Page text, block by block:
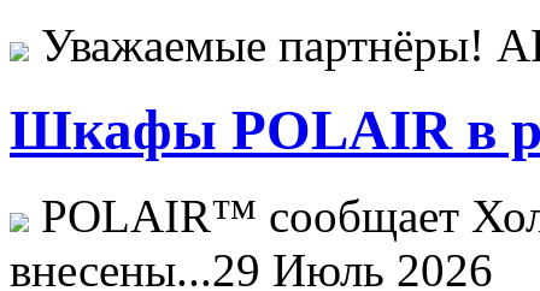
Уважаемые
Шкафы POLAIR в
POLAIR™ сообщает
внесены...29 Июль 2026